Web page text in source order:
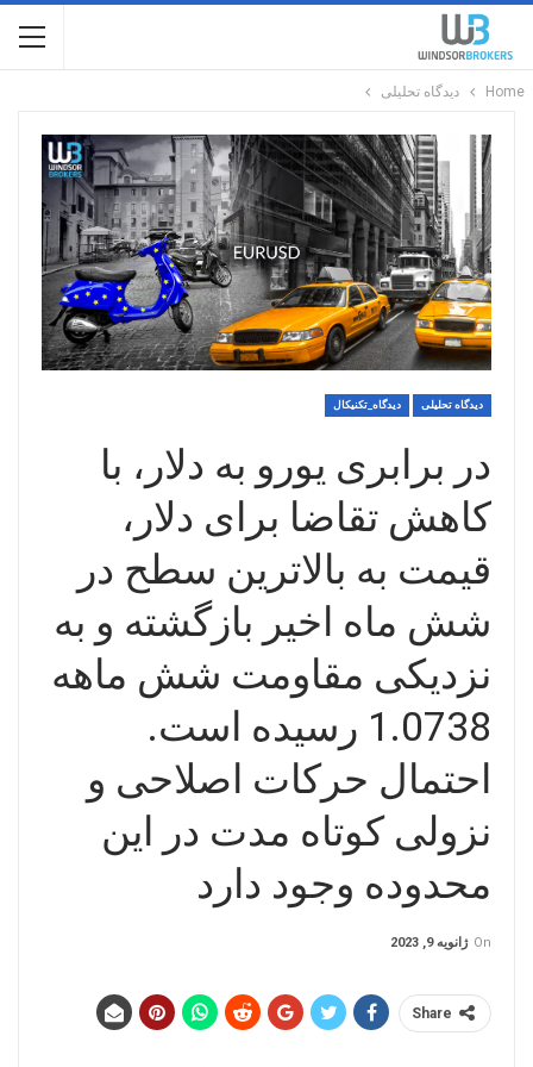
Home دیدگاه تحلیلی
دیدگاه تحلیلی دیدگاه_تکنیکال
در برابری یورو به دلار، با
کاهش تقاضا برای دلار،
قیمت به بالاترین سطح در
شش ماه اخیر بازگشته و به
نزدیکی مقاومت شش ماهه
1.0738 رسیده است.
احتمال حرکات اصلاحی و
نزولی کوتاه مدت در این
محدوده وجود دارد
On ژانویه 9, 2023
Share